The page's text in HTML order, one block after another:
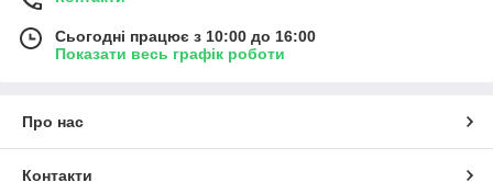
Сьогодні працює з 10:00 до 16:00
Показати весь графік роботи
Про нас
Контакти